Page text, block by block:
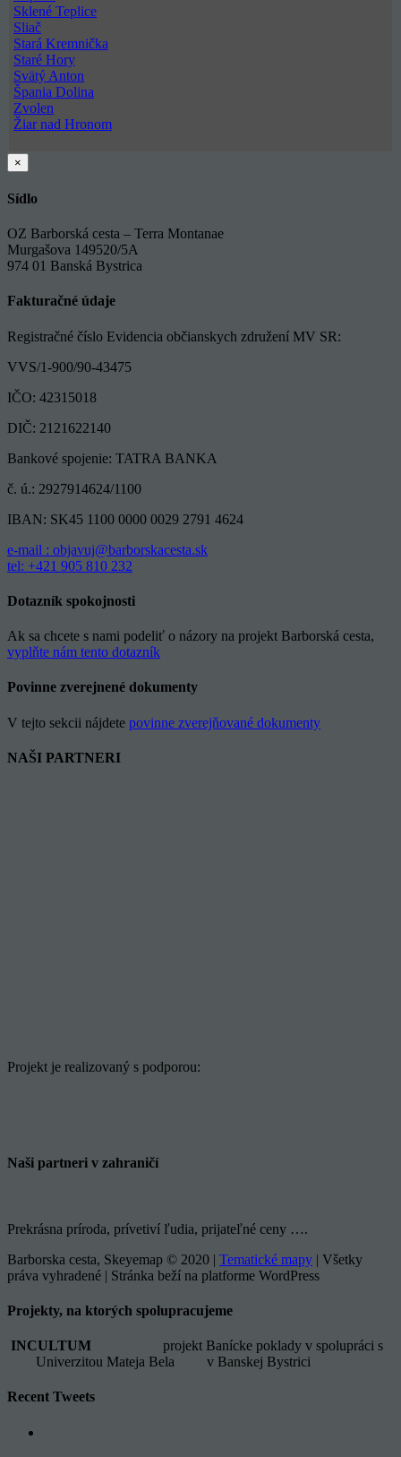
Sklené Teplice
Sliač
Stará Kremnička
Staré Hory
Svätý Anton
Špania Dolina
Zvolen
Žiar nad Hronom
Zatvoriť
rýchle
produktu
×
Sídlo
OZ Barborská cesta – Terra Montanae
Murgašova 149520/5A
974 01 Banská Bystrica
Fakturačné údaje
Registračné číslo Evidencia občianskych združení MV SR:
VVS/1-900/90-43475
IČO: 42315018
DIČ: 2121622140
Bankové spojenie: TATRA BANKA
č. ú.: 2927914624/1100
IBAN: SK45 1100 0000 0029 2791 4624
e-mail : objavuj@barborskacesta.sk
tel: +421 905 810 232
Dotazník spokojnosti
Ak sa chcete s nami podeliť o názory na projekt Barborská cesta,
vyplňte nám tento dotazník
Povinne zverejnené dokumenty
V tejto sekcii nájdete povinne zverejňované dokumenty
NAŠI PARTNERI
Projekt je realizovaný s podporou:
Naši partneri v zahraničí
Prekrásna príroda, prívetiví ľudia, prijateľné ceny ….
Barborska cesta, Skeyemap © 2020 | Tematické mapy | Všetky
práva vyhradené | Stránka beží na platforme WordPress
Toggle
Bar
Projekty, na ktorých spolupracujeme
INCULTUM projekt Banícke poklady v spolupráci s
Univerzitou Mateja Bela v Banskej Bystrici
Recent Tweets